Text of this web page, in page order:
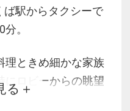
ば駅からタクシーで
。
理ときめ細かな家族
にロビーからの眺望
ゆったりとした時間
る